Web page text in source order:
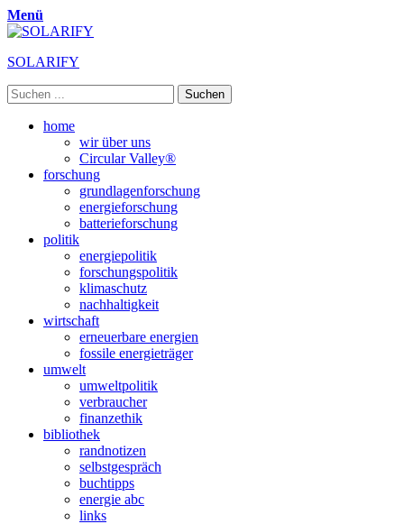
Menü
SOLARIFY
Suchen
nach:
Primäres
Zum
home
wir über uns
Circular Valley®
forschung
grundlagenforschung
energieforschung
batterieforschung
politik
energiepolitik
forschungspolitik
klimaschutz
nachhaltigkeit
wirtschaft
erneuerbare energien
fossile energieträger
umwelt
umweltpolitik
verbraucher
finanzethik
bibliothek
randnotizen
selbstgespräch
buchtipps
energie abc
links